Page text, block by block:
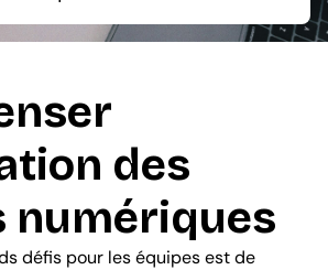
des
numériques
défis pour les équipes est de